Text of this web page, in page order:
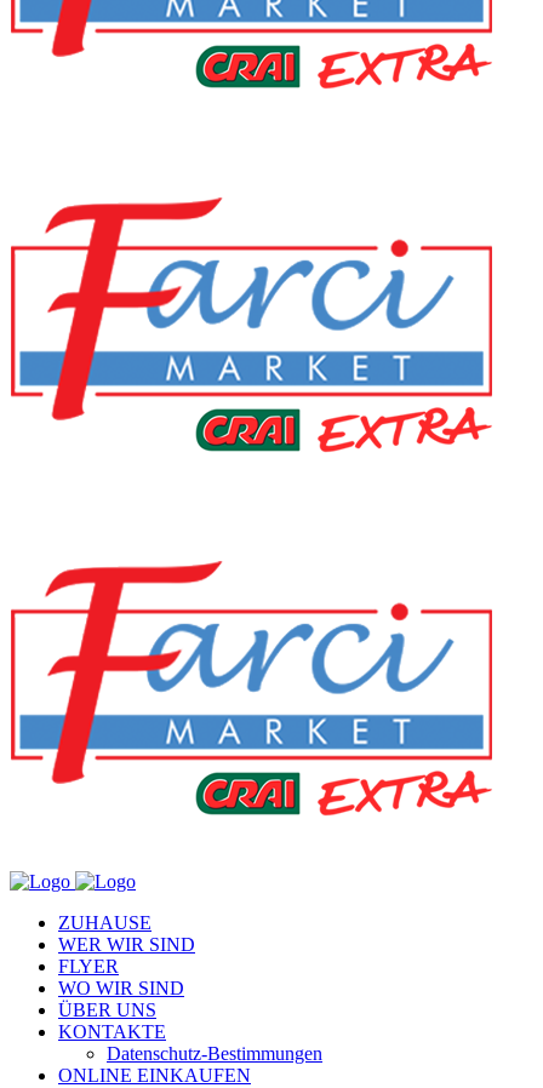
ZUHAUSE
WER WIR SIND
FLYER
WO WIR SIND
ÜBER UNS
KONTAKTE
Datenschutz-Bestimmungen
ONLINE EINKAUFEN